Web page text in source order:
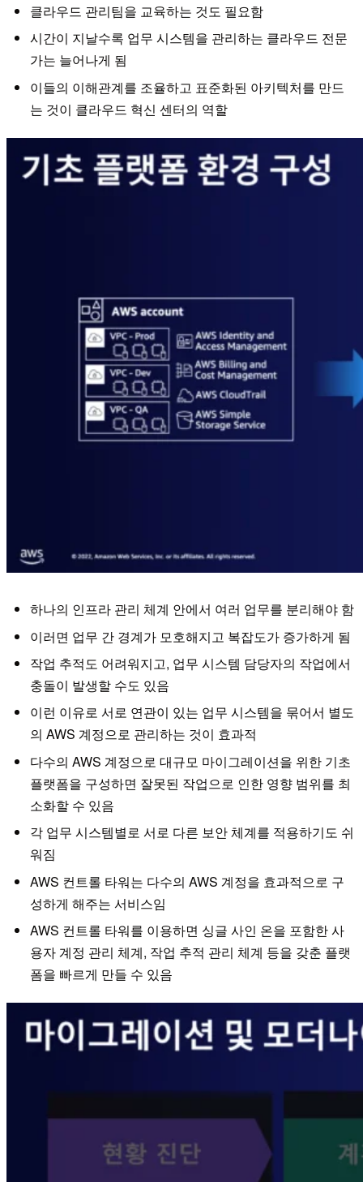
클라우드 관리팀을 교육하는 것도 필요함
시간이 지날수록 업무 시스템을 관리하는 클라우드 전문
가는 늘어나게 됨
이들의 이해관계를 조율하고 표준화된 아키텍처를 만드
는 것이 클라우드 혁신 센터의 역할
하나의 인프라 관리 체계 안에서 여러 업무를 분리해야 함
이러면 업무 간 경계가 모호해지고 복잡도가 증가하게 됨
작업 추적도 어려워지고, 업무 시스템 담당자의 작업에서
충돌이 발생할 수도 있음
이런 이유로 서로 연관이 있는 업무 시스템을 묶어서 별도
의 AWS 계정으로 관리하는 것이 효과적
다수의 AWS 계정으로 대규모 마이그레이션을 위한 기초
플랫폼을 구성하면 잘못된 작업으로 인한 영향 범위를 최
소화할 수 있음
각 업무 시스템별로 서로 다른 보안 체계를 적용하기도 쉬
워짐
AWS 컨트롤 타워는 다수의 AWS 계정을 효과적으로 구
성하게 해주는 서비스임
AWS 컨트롤 타워를 이용하면 싱글 사인 온을 포함한 사
용자 계정 관리 체계, 작업 추적 관리 체계 등을 갖춘 플랫
폼을 빠르게 만들 수 있음